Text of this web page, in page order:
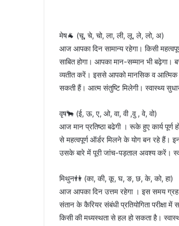
मेष🐐 (चू, चे, चो, ला, ली, लू, ले, लो, अ)
आज आपका दिन सामान्य रहेगा। किसी
साबित होगा। आपका मान-सम्मान भी
व्यतीत करें। इससे आपको मानसिक व आत्मिक
सकती हैं। आत्म संतुष्टि मिलेगी। स्वास्थ्य
वृष🐂 (ई, ऊ, ए, ओ, वा, वी ,वु , वे, वो)
आज मान प्रतिष्ठा बढेगी । रूके हुए कार्य पूर्ण
से महत्वपूर्ण ऑर्डर मिलने के योग बन रहे हैं।
उसके बारे में पूरी जांच-पड़ताल अवश्य करें।
मिथुन👫 (का, की, कू, घ, ङ, छ, के, को, हा)
आज आपका दिन उत्तम रहेगा । इस समय ग्रह
संतान के कैरियर संबंधी प्रतियोगिता
किसी की मध्यस्थता से हल हो सकता है।